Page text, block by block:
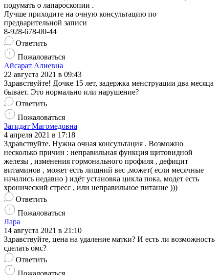
подумать о лапароскопии .
Лучше приходите на очную консультацию по
предварительной записи
8-928-678-00-44
Ответить
Пожаловаться
Айсарат Алиевна
22 августа 2021 в 09:43
Здравствуйте! Дочке 15 лет, задержка менструации два месяца
бывает. Это нормально или нарушение?
Ответить
Пожаловаться
Загидат Магомедовна
4 апреля 2021 в 17:18
Здравствуйте. Нужна очная консультация . Возможно
несколько причин : неправильная функция щитовидной
железы , изменения гормонального профиля , дефицит
витаминов , может есть лишний вес ,может( если месячные
начались недавно ) идёт установка цикла пока, модет есть
хронический стресс , или неправильное питание )))
Ответить
Пожаловаться
Лара
14 августа 2021 в 21:10
Здравствуйте, цена на удаление матки? И есть ли возможность
сделать омс?
Ответить